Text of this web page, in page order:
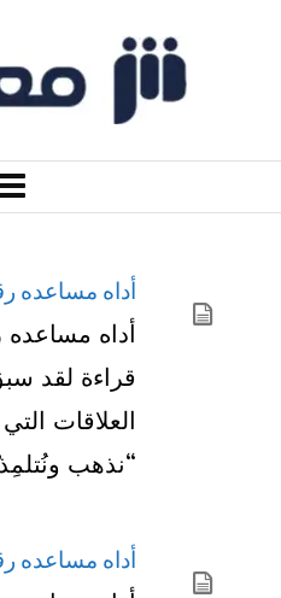
أداه مساعده رقم 4: قائمة
قراءة لقد
العلاقات
“نذهب
أداه مساعده رقم 3: دورة